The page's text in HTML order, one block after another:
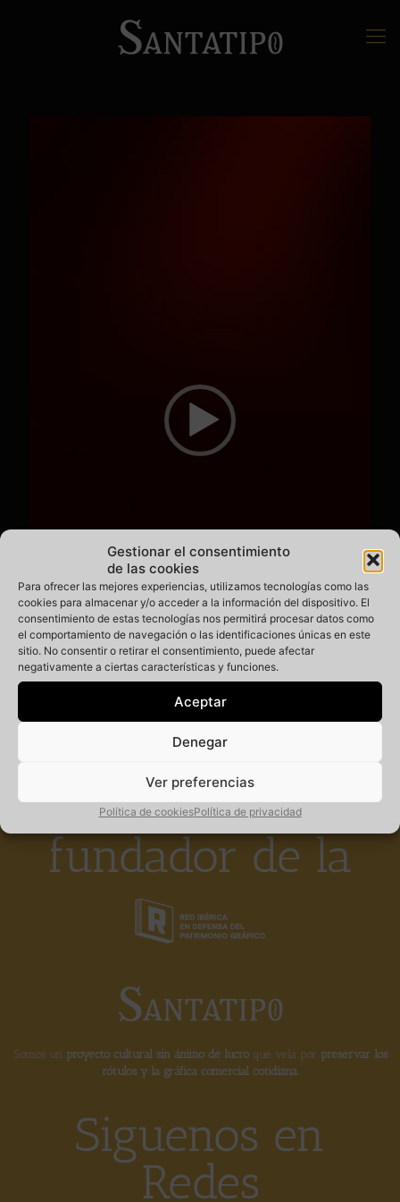
Gestionar el consentimiento
de las cookies
Para ofrecer las mejores experiencias, utilizamos tecnologías como las
cookies para almacenar y/o acceder a la información del dispositivo. El
consentimiento de estas tecnologías nos permitirá procesar datos como
el comportamiento de navegación o las identificaciones únicas en este
sitio. No consentir o retirar el consentimiento, puede afectar
negativamente a ciertas características y funciones.
Aceptar
Denegar
Ver preferencias
Política de cookiesPolítica de privacidad
Miembro
fundador de la
Somos un proyecto cultural sin ánimo de lucroque vela por preservar los
rótulos y la gráfica comercial cotidiana.
Siguenos en
Redes